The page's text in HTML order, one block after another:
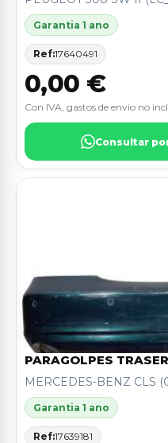
Garantia 1 ano
Ref:17640491
0,00 €
Con IVA, gastos de envio no
Consultar
PARAGOLPES
MERCEDES-BENZ CLS
Garantia 1 ano
Ref:17639181